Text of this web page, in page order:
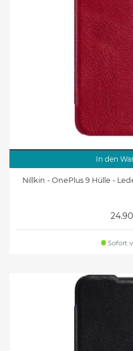
In den
Nillkin - OnePlus 9 Hülle -
Sofort